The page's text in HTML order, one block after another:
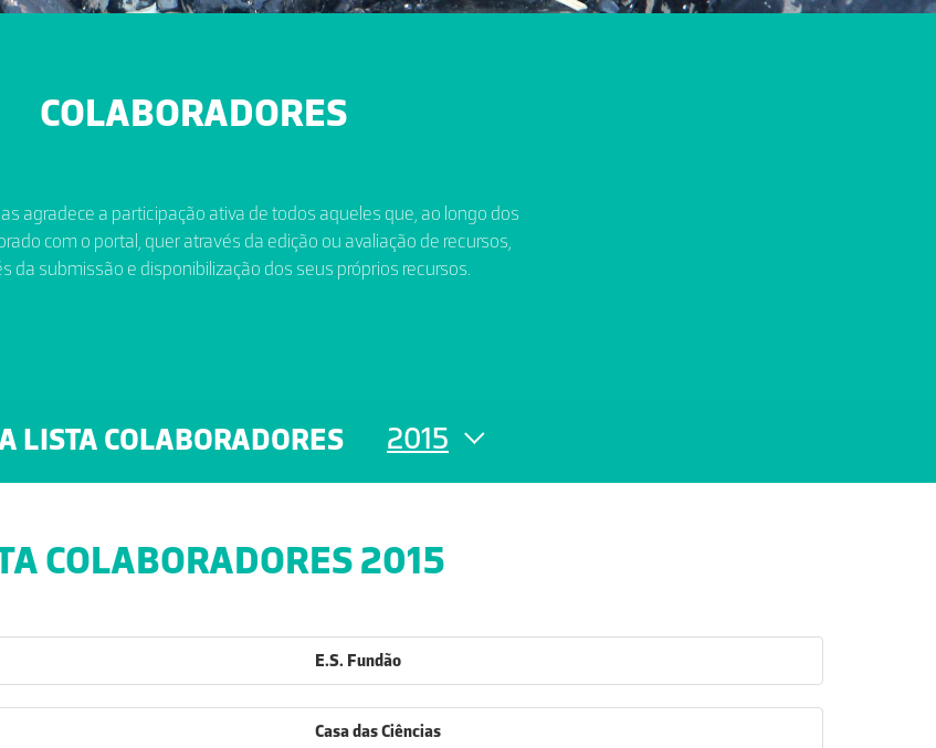
COLABORADORES
agradece a participação ativa de todos aqueles que, ao longo dos
com o portal, quer através da edição ou avaliação de recursos,
da submissão e disponibilização dos seus próprios recursos.
LISTA COLABORADORES 2015
COLABORADORES 2015
E.S. Fundão
Casa das Ciências